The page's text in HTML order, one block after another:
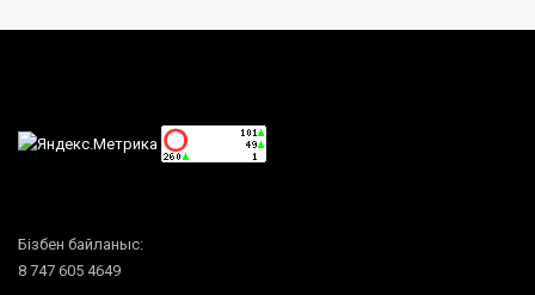
Бізбен байланыс:
8 747 605 4649